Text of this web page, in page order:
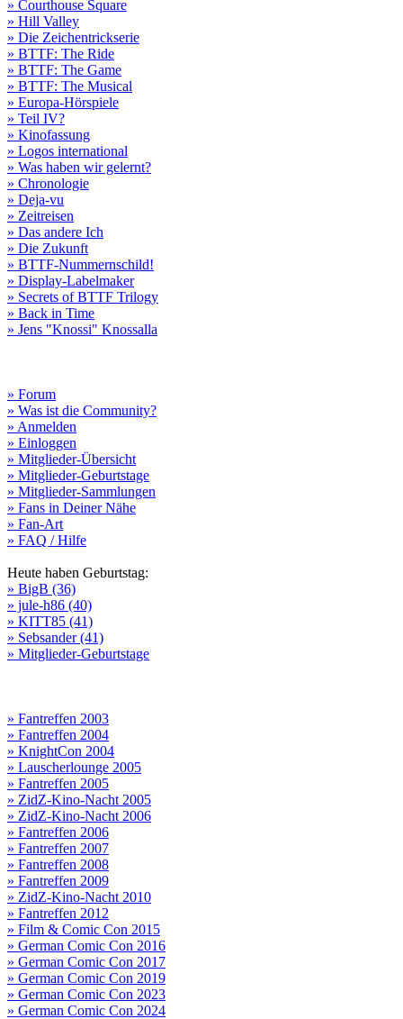
» Courthouse Square
» Hill Valley
» Die Zeichentrickserie
» BTTF: The Ride
» BTTF: The Game
» BTTF: The Musical
» Europa-Hörspiele
» Teil IV?
» Kinofassung
» Logos international
» Was haben wir gelernt?
» Chronologie
» Deja-vu
» Zeitreisen
» Das andere Ich
» Die Zukunft
» BTTF-Nummernschild!
» Display-Labelmaker
» Secrets of BTTF Trilogy
» Back in Time
» Jens "Knossi" Knossalla
» Forum
» Was ist die Community?
» Anmelden
» Einloggen
» Mitglieder-Übersicht
» Mitglieder-Geburtstage
» Mitglieder-Sammlungen
» Fans in Deiner Nähe
» Fan-Art
» FAQ / Hilfe
Heute haben Geburtstag:
» BigB (36)
» jule-h86 (40)
» KITT85 (41)
» Sebsander (41)
» Mitglieder-Geburtstage
» Fantreffen 2003
» Fantreffen 2004
» KnightCon 2004
» Lauscherlounge 2005
» Fantreffen 2005
» ZidZ-Kino-Nacht 2005
» ZidZ-Kino-Nacht 2006
» Fantreffen 2006
» Fantreffen 2007
» Fantreffen 2008
» Fantreffen 2009
» ZidZ-Kino-Nacht 2010
» Fantreffen 2012
» Film & Comic Con 2015
» German Comic Con 2016
» German Comic Con 2017
» German Comic Con 2019
» German Comic Con 2023
» German Comic Con 2024